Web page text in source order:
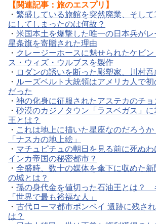
【関連記事：旅のエスプリ】
・ 繁盛している旅館を突然廃業、そし
にしてしまったのは何故？
・ 米国本土を爆撃した唯一の日本兵が
星条旗を寄贈された理由
・ クレージーホースに魅せられたケビ
ス・ウィズ・ウルブスを製作
・ ロダンの誘いを断った彫塑家、川村吾
・ ルーズベルト大統領はアメリカ人で
だった
・ 神の化身に征服されたアステカのチョ
・ 砂漠のカジノタウン「ラスベガス」
王とは？
・ これは地上に描いた星座なのだろう
「ナスカの地上絵」
・ マチュピチュの朝日を見る前に死ぬわ
インカ帝国の秘密都市？
・ 全盛時、数十の媒体を傘下に収めた
の城とは？
・ 孫の身代金を値切った石油王とは？
「世界で最も裕福な人」
・ 古代ローマ都市ポンペイ 遺跡に残さ
は？